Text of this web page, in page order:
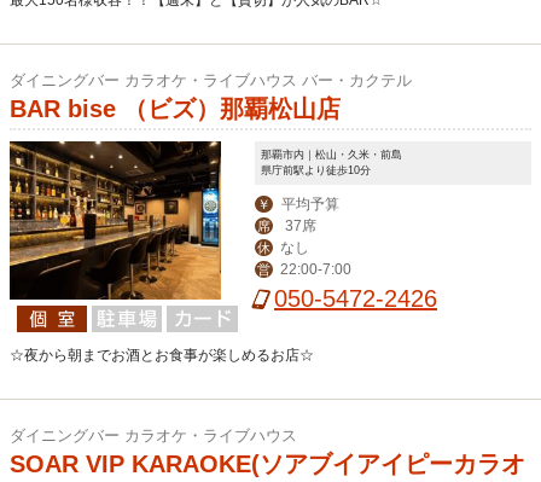
ダイニングバー カラオケ・ライブハウス バー・カクテル
BAR bise （ビズ）那覇松山店
那覇市内｜松山・久米・前島
県庁前駅より徒歩10分
￥ 平均予算
席 37席
休 なし
営 22:00-7:00
050-5472-2426
☆夜から朝までお酒とお食事が楽しめるお店☆
ダイニングバー カラオケ・ライブハウス
SOAR VIP KARAOKE(ソアブイアイピーカラオ